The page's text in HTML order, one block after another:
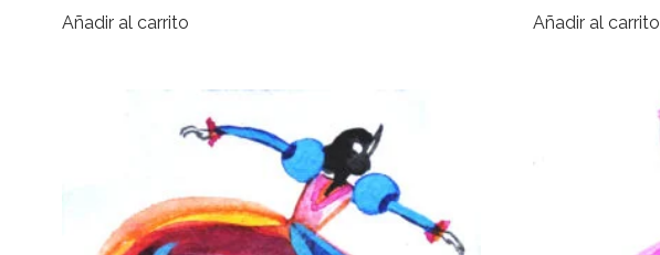
Añadir al carrito Añadir al carrito